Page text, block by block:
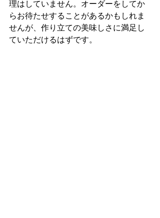
理はしていません。オーダーをしてか
らお待たせすることがあるかもしれま
せんが、作り立ての美味しさに満足し
ていただけるはずです。